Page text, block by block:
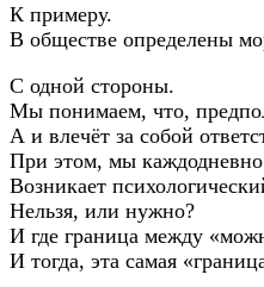
К примеру.
В обществе определены
С одной стороны.
Мы понимаем, что,
А и влечёт за собой
При этом, мы каждодневно
Возникает
Нельзя, или нужно?
И где граница между
И тогда, эта самая